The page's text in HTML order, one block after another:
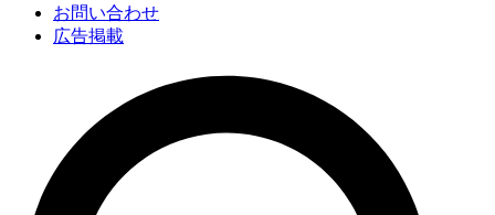
お問い合わせ
広告掲載